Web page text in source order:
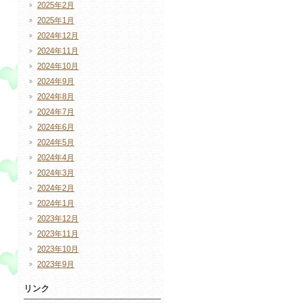
2025年2月
2025年1月
2024年12月
2024年11月
2024年10月
2024年9月
2024年8月
2024年7月
2024年6月
2024年5月
2024年4月
2024年3月
2024年2月
2024年1月
2023年12月
2023年11月
2023年10月
2023年9月
リンク